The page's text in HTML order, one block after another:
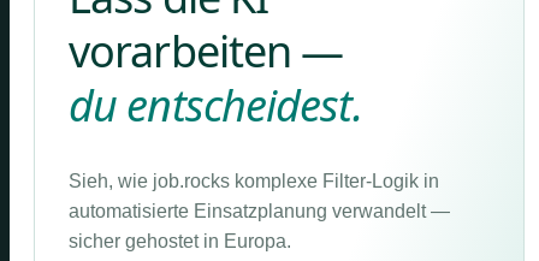
vorarbeiten —
du entscheidest.
Sieh, wie job.rocks komplexe Filter-Logik in
automatisierte Einsatzplanung verwandelt —
sicher gehostet in Europa.